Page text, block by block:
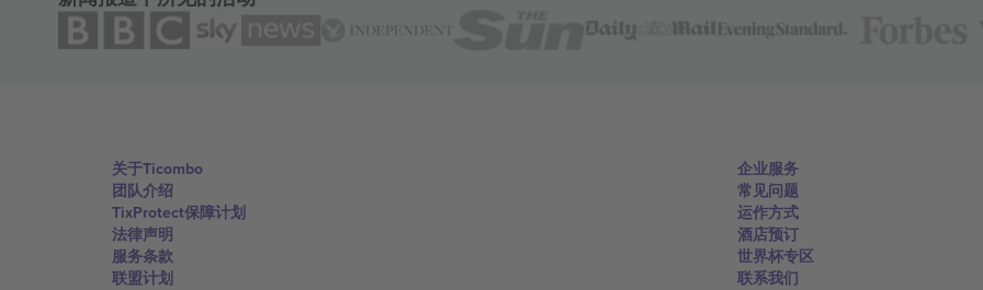
关于Ticombo
团队介绍
TixProtect保障计划
法律声明
服务条款
联盟计划
企业服务
常见问题
运作方式
酒店预订
世界杯专区
联系我们